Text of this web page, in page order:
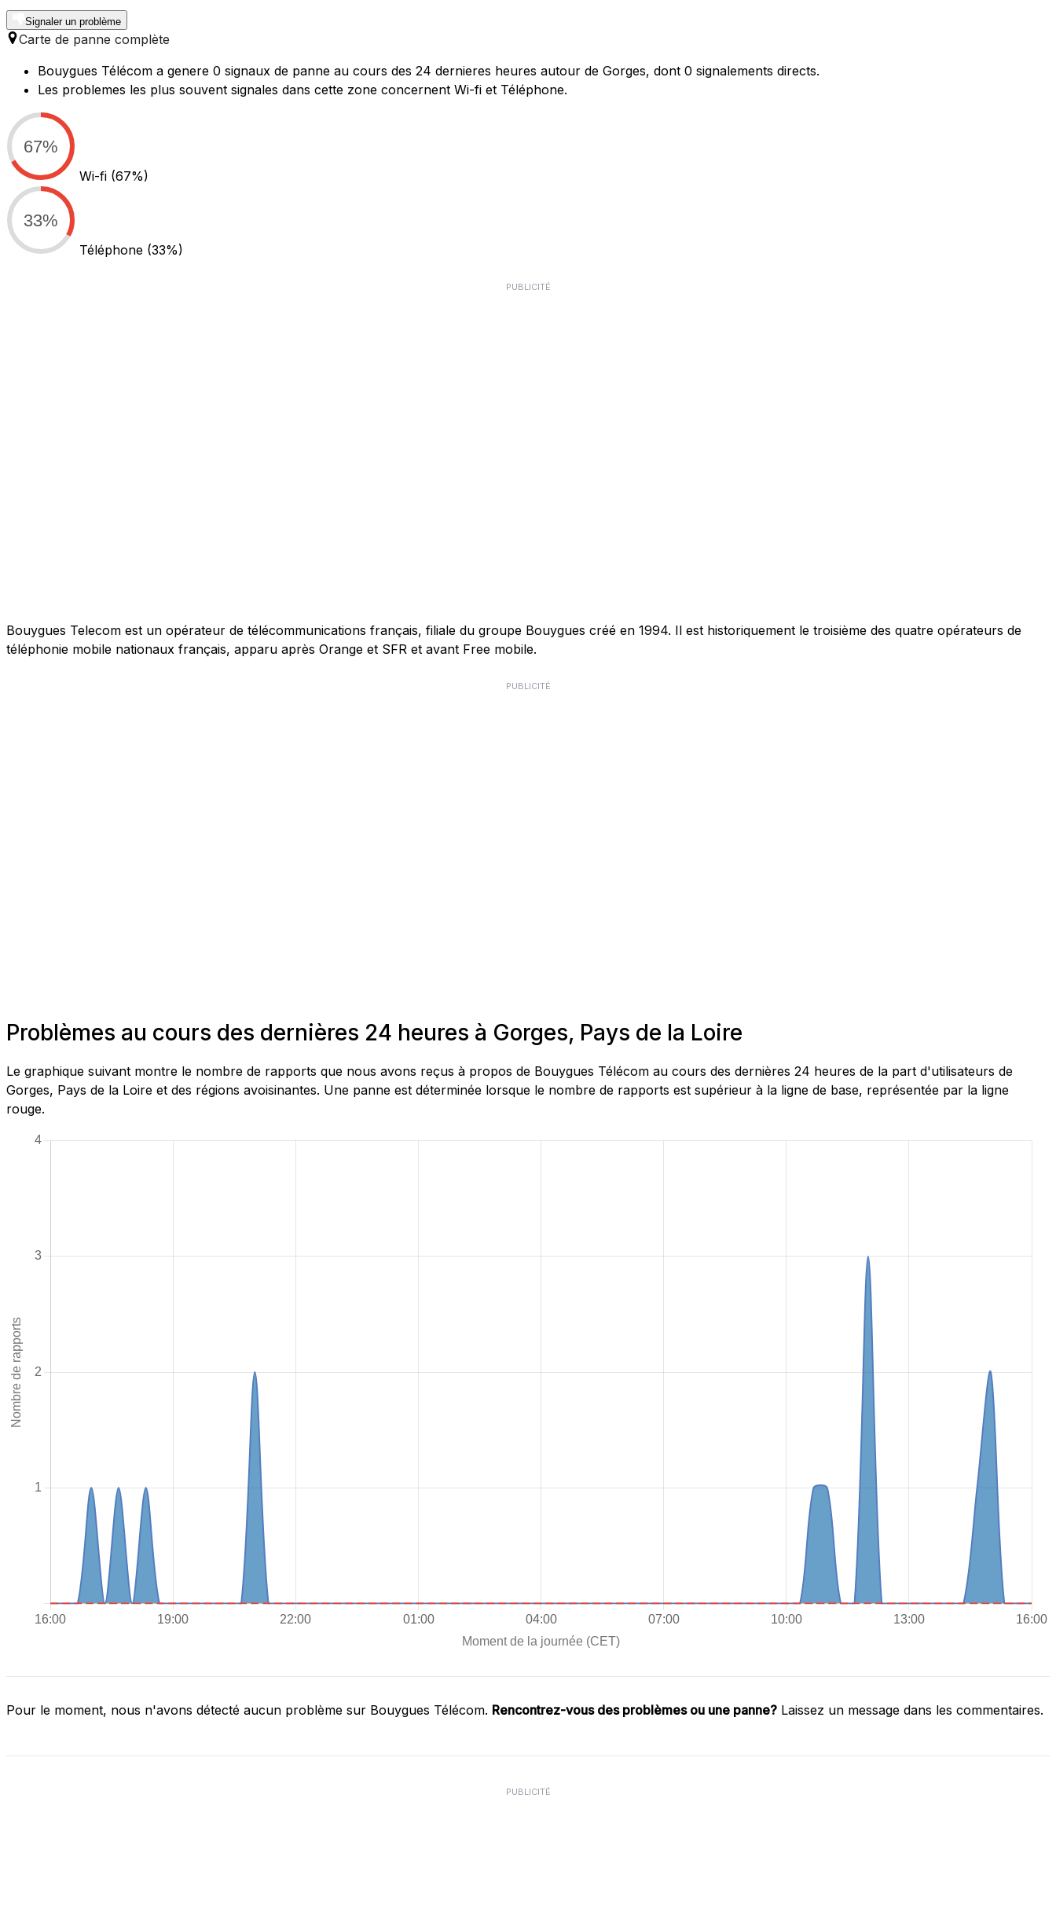
Signaler un problème
Carte de panne complète
Bouygues Télécom a genere 0 signaux de panne au cours des 24 dernieres heures autour de Gorges, dont 0 signalements directs.
Les problemes les plus souvent signales dans cette zone concernent Wi-fi et Téléphone.
67%
Wi-fi (67%)
33%
Téléphone (33%)
PUBLICITÉ
Bouygues Telecom est un opérateur de télécommunications français, filiale du groupe Bouygues créé en 1994. Il est historiquement le troisième des quatre opérateurs de
téléphonie mobile nationaux français, apparu après Orange et SFR et avant Free mobile.
PUBLICITÉ
Problèmes au cours des dernières 24 heures à Gorges, Pays de la Loire
Le graphique suivant montre le nombre de rapports que nous avons reçus à propos de Bouygues Télécom au cours des dernières 24 heures de la part d'utilisateurs de
Gorges, Pays de la Loire et des régions avoisinantes. Une panne est déterminée lorsque le nombre de rapports est supérieur à la ligne de base, représentée par la ligne
rouge.
Pour le moment, nous n'avons détecté aucun problème sur Bouygues Télécom. Rencontrez-vous des problèmes ou une panne? Laissez un message dans les commentaires.
PUBLICITÉ